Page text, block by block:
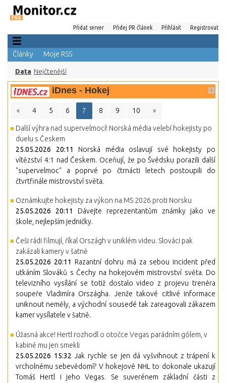
Přidat server Přidej PR článek Přihlásit Registrovat
Články Moje RSS
Data Nejčtenější
iDnes - Hokej
« 4 5 6 7 8 9 10 »
Další výhra nad supervelmocí! Norská média velebí hokejisty po
duelu s Českem
25.05.2026 20:11 Norská média oslavují své hokejisty po
vítězství 4:1 nad Českem. Oceňují, že po Švédsku porazili další
"supervelmoc" a poprvé po čtrnácti letech postoupili do
čtvrtfinále mistrovství světa.
Oznámkujte hokejisty za výkon na MS 2026 proti Norsku
25.05.2026 20:11
Dávejte reprezentantům známky jako ve
škole, nejlepším jedničky.
Češi rádi filmují, říkal Országh v uniklém videu. Slováci pak
zakázali kamery v šatně
25.05.2026 20:11 Razantní dohru má za sebou incident před
utkáním Slováků s Čechy na hokejovém mistrovství světa. Do
televizního vysílání se totiž dostalo video z projevu trenéra
soupeře Vladimíra Országha. Jenže takové citlivé informace
uniknout neměly, a východní sousedé tak zareagovali zákazem
kamer vysílatele v šatně.
Úžasná akce! Hertl rozhodl o otočce Vegas parádním gólem, v
kabině mu jen smekli
25.05.2026 15:32 Jak rychle se jen dá vyšvihnout z trápení k
vrcholnému sebevědomí? V hokejové NHL to dokonale ukazují
Tomáš Hertl i jeho Vegas. Se suverénem základní části z